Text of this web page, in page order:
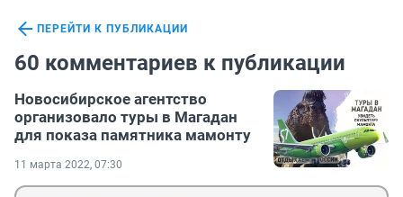
ПЕРЕЙТИ К ПУБЛИКАЦИИ
60 комментариев к публикации
Новосибирское агентство
организовало туры в Магадан
для показа памятника мамонту
11 марта 2022, 07:30